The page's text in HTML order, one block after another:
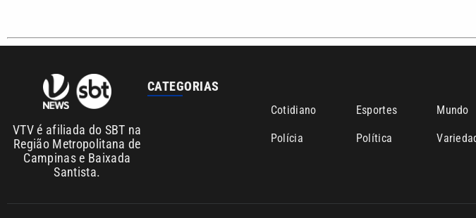
Sobre nós Anuncie agora com a emissora VTV SBT Área de cobertura que a VTV SBT acompanha:
Copyright © 2026. Todos os direitos reservados | Empresa de Comunicação PRM Ltda – CNPJ: 01.773.119.0001-60